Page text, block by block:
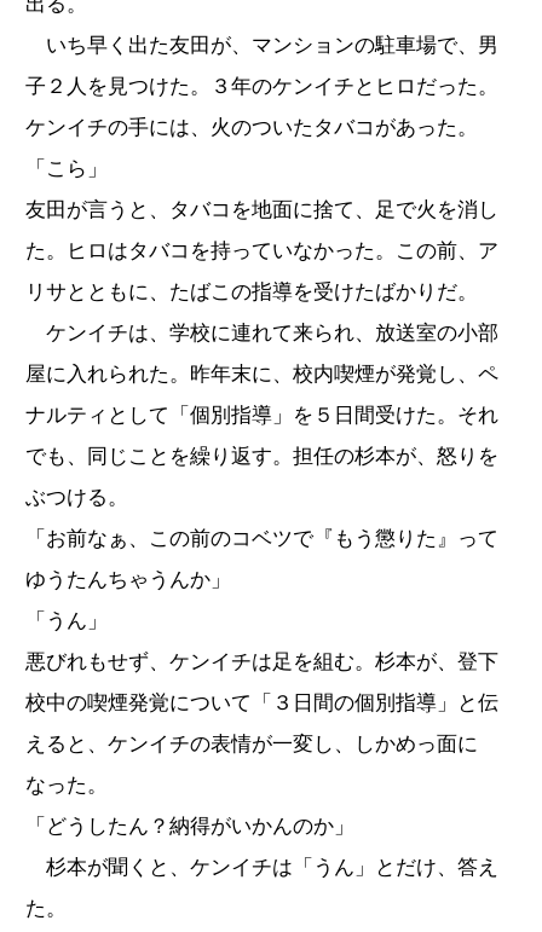
いち早く出た友田が、マンションの駐車場で、男
子２人を見つけた。３年のケンイチとヒロだった。
ケンイチの手には、火のついたタバコがあった。
「こら」
友田が言うと、タバコを地面に捨て、足で火を消し
た。ヒロはタバコを持っていなかった。この前、ア
リサとともに、たばこの指導を受けたばかりだ。
ケンイチは、学校に連れて来られ、放送室の小部
屋に入れられた。昨年末に、校内喫煙が発覚し、ペ
ナルティとして「個別指導」を５日間受けた。それ
でも、同じことを繰り返す。担任の杉本が、怒りを
ぶつける。
「お前なぁ、この前のコベツで『もう懲りた』って
ゆうたんちゃうんか」
「うん」
悪びれもせず、ケンイチは足を組む。杉本が、登下
校中の喫煙発覚について「３日間の個別指導」と伝
えると、ケンイチの表情が一変し、しかめっ面に
なった。
「どうしたん？納得がいかんのか」
杉本が聞くと、ケンイチは「うん」とだけ、答え
た。